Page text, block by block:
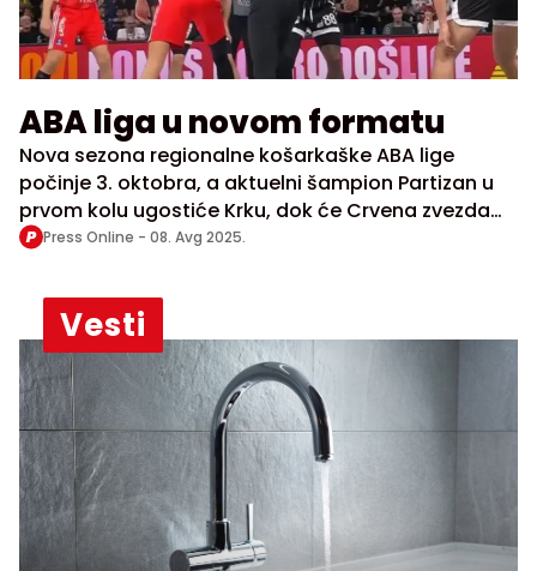
ABA liga u novom formatu
Nova sezona regionalne košarkaške ABA lige
počinje 3. oktobra, a aktuelni šampion Partizan u
prvom kolu ugostiće Krku, dok će Crvena zvezda
dočekati Zadar, saopštilo je danas rukovodstvo
Press Online - 08. Avg 2025.
Vesti